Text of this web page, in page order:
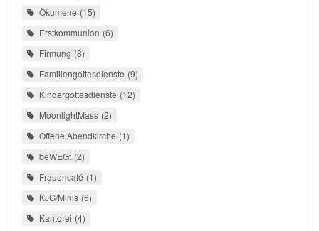
Ökumene 15
Erstkommunion 6
Firmung 8
Familiengottesdienste 9
Kindergottesdienste 12
MoonlightMass 2
Offene Abendkirche 1
beWEGt 2
Frauencafé 1
KJG/Minis 6
Kantorei 4